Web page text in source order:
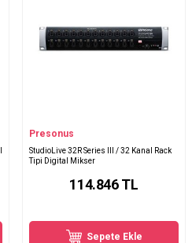
Presonus
StudioLive 32R Series III / 32 Kanal Rack
Tipi Digital Mikser
114.846TL
Sepete Ekle